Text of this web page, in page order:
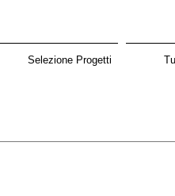
Selezione Progetti